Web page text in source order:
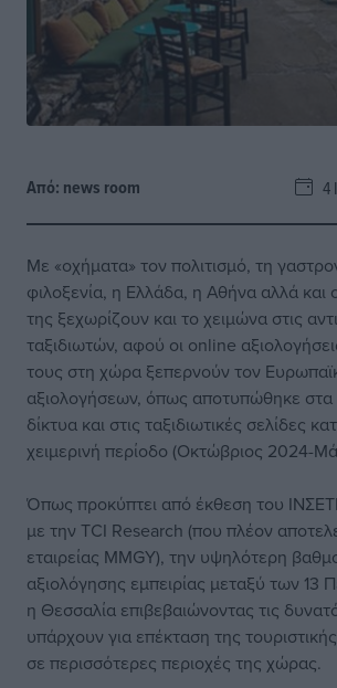
Από: news room 4
Με «οχήματα» τον πολιτισμό, τη
φιλοξενία, η Ελλάδα, η Αθήνα αλλά και
της ξεχωρίζουν και το χειμώνα στις
ταξιδιωτών, αφού οι online
τους στη χώρα ξεπερνούν τον
αξιολογήσεων, όπως αποτυπώθηκε στα
δίκτυα και στις ταξιδιωτικές σελίδες
χειμερινή περίοδο (Οκτώβριος 2024-
Όπως προκύπτει από έκθεση του
με την TCI Research (που πλέον
εταιρείας MMGY), την υψηλότερη
αξιολόγησης εμπειρίας μεταξύ των 13
η Θεσσαλία επιβεβαιώνοντας τις
υπάρχουν για επέκταση της
σε περισσότερες περιοχές της χώρας.